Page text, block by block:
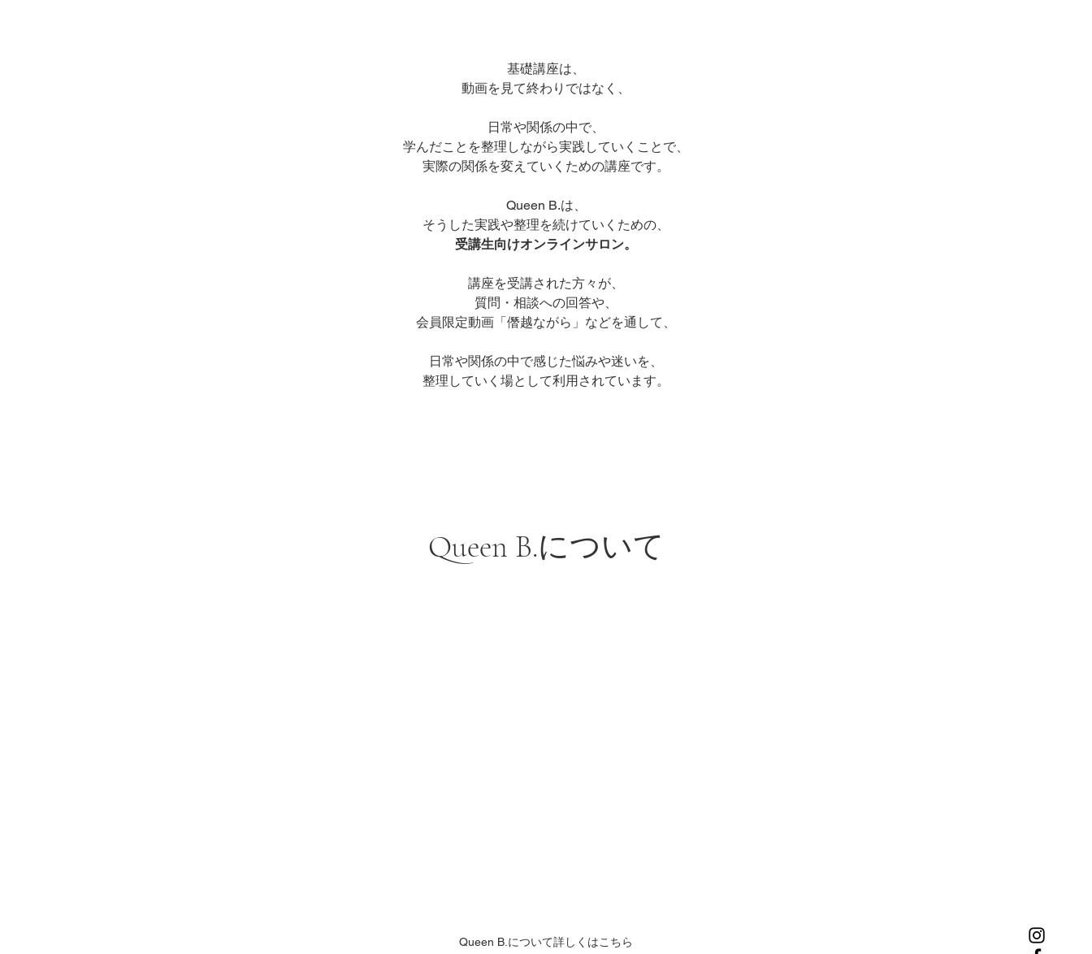
基礎講座は、
動画を見て終わりではなく、
日常や関係の中で、
学んだことを整理しながら実践していくことで、
実際の関係を変えていくための講座です。
Queen B.は、
そうした実践や整理を続けていくための、
受講生向けオンラインサロン。
講座を受講された方々が、
質問・相談への回答や、
会員限定動画「僭越ながら」などを通して、
日常や関係の中で感じた悩みや迷いを、
整理していく場として利用されています。
Queen B.について
Queen B.について詳しくはこちら